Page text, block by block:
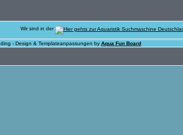
Wir sind in der
- Design & Templateanpassungen by Aqua Fun Board